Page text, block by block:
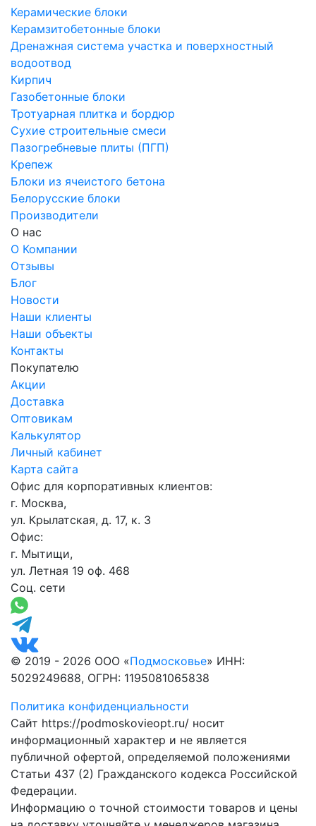
Керамические блоки
Керамзитобетонные блоки
Дренажная система участка и поверхностный
водоотвод
Кирпич
Газобетонные блоки
Тротуарная плитка и бордюр
Сухие строительные смеси
Пазогребневые плиты (ПГП)
Крепеж
Блоки из ячеистого бетона
Белорусские блоки
Производители
О нас
О Компании
Отзывы
Блог
Новости
Наши клиенты
Наши объекты
Контакты
Покупателю
Акции
Доставка
Оптовикам
Калькулятор
Личный кабинет
Карта сайта
Офис для корпоративных клиентов:
г. Москва,
ул. Крылатская, д. 17, к. 3
Офис:
г. Мытищи,
ул. Летная 19 оф. 468
Соц. сети
© 2019 - 2026 ООО «Подмосковье» ИНН:
5029249688, ОГРН: 1195081065838
Политика конфиденциальности
Сайт https://podmoskovieopt.ru/ носит
информационный характер и не является
публичной офертой, определяемой положениями
Статьи 437 (2) Гражданского кодекса Российской
Федерации.
Информацию о точной стоимости товаров и цены